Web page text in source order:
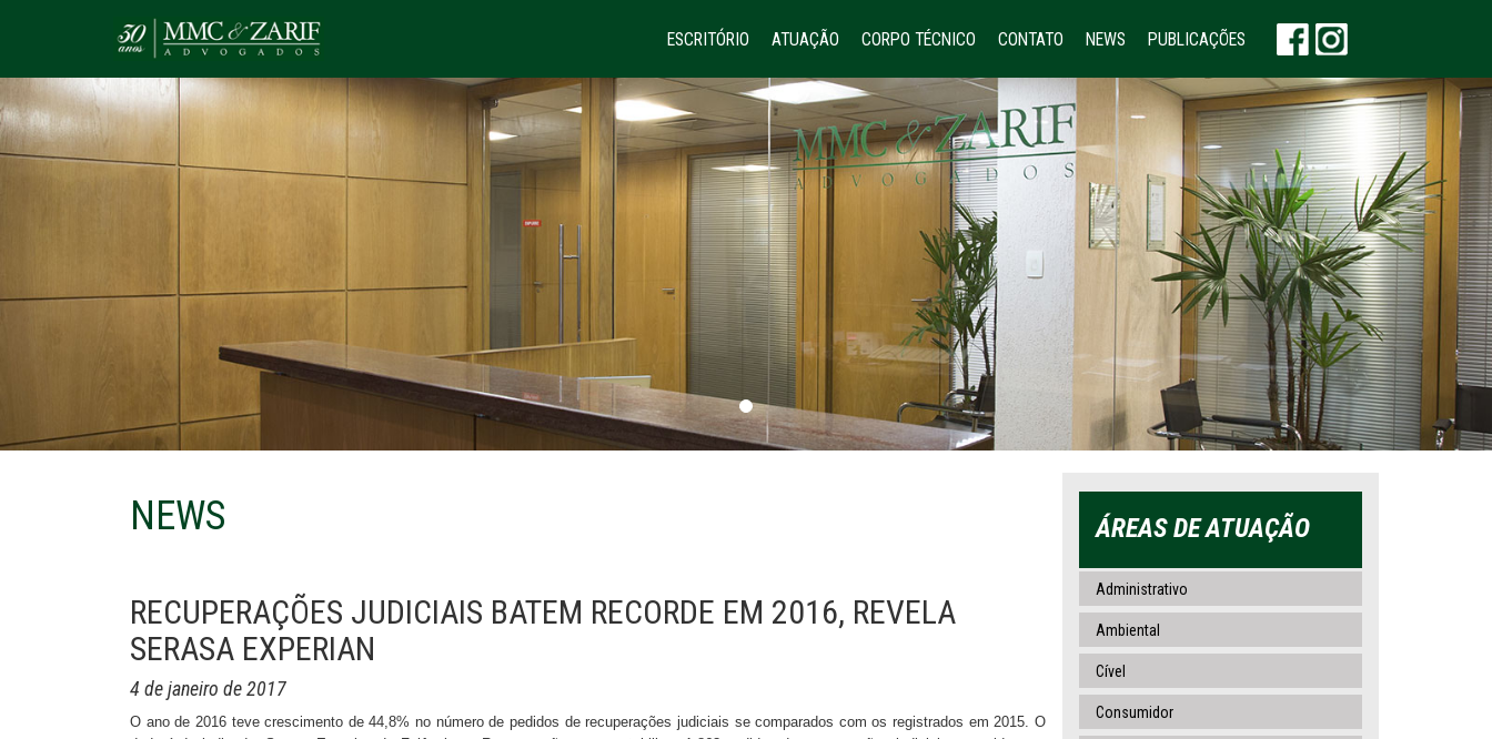
ESCRITÓRIO ATUAÇÃO CORPO TÉCNICO CONTATO NEWS PUBLICAÇÕES
NEWS
RECUPERAÇÕES JUDICIAIS BATEM RECORDE EM 2016, REVELA
SERASA EXPERIAN
4 de janeiro de 2017
O ano de 2016 teve crescimento de 44,8% no número de pedidos de recuperações judiciais se comparados com os registrados em 2015. O
ÁREAS DE ATUAÇÃO
Administrativo
Ambiental
Cível
Consumidor